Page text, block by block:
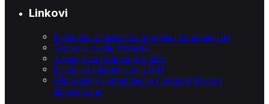
Linkovi
Federalno ministarstvo prometa i komunikacija
Centar za vozila Hrvatske
Agencija za osiguranje u BiH
Institut za mjeriteljstvo u BiH
Ministarstvo komunikacija i prometa Bosne i
Hercegovine